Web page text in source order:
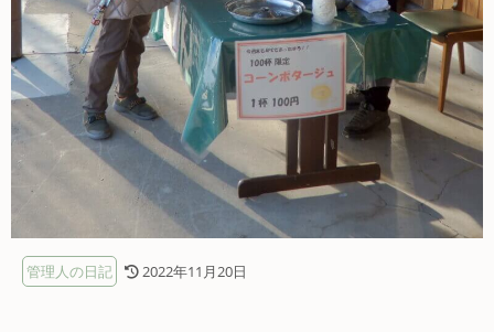
管理人の日記 2022年11月20日